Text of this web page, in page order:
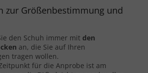
zur Größenbestimmung und
den Schuh immer mit den
an, die Sie auf Ihren
tragen wollen.
für die Anprobe ist am